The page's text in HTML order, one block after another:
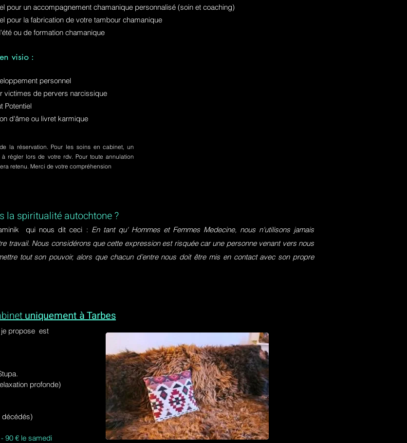
pour un accompagnement chamanique personnalisé (soin et coaching)
pour la fabrication de votre tambour chamanique
ou de formation chamanique
visio :
personnel
victimes de pervers narcissique
Potentiel
d'âme ou livret karmique
la réservation. Pour les soins en cabinet, un
régler lors de votre rdv. Pour toute annulation
retenu. Merci de votre compréhension
la spiritualité autochtone ?
qui nous dit ceci : En tant qu' Hommes et Femmes Medecine, nous n'utilisons jamais
travail. Nous considérons que cette expression est risquée car une personne venant vers nous
tout son pouvoir, alors que chacun d’entre nous doit être mis en contact avec son propre
uniquement à Tarbes
je propose est
profonde)
décédés)
90 € le samedi